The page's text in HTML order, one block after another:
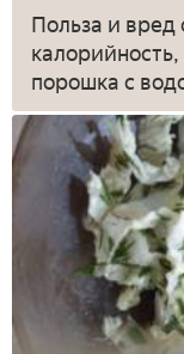
Польза и вред
порошка с